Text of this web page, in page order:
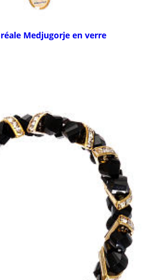
Medjugorje en verre